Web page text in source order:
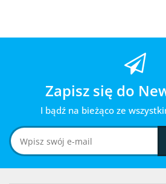
Zapisz się do
I bądź na bieżąco ze